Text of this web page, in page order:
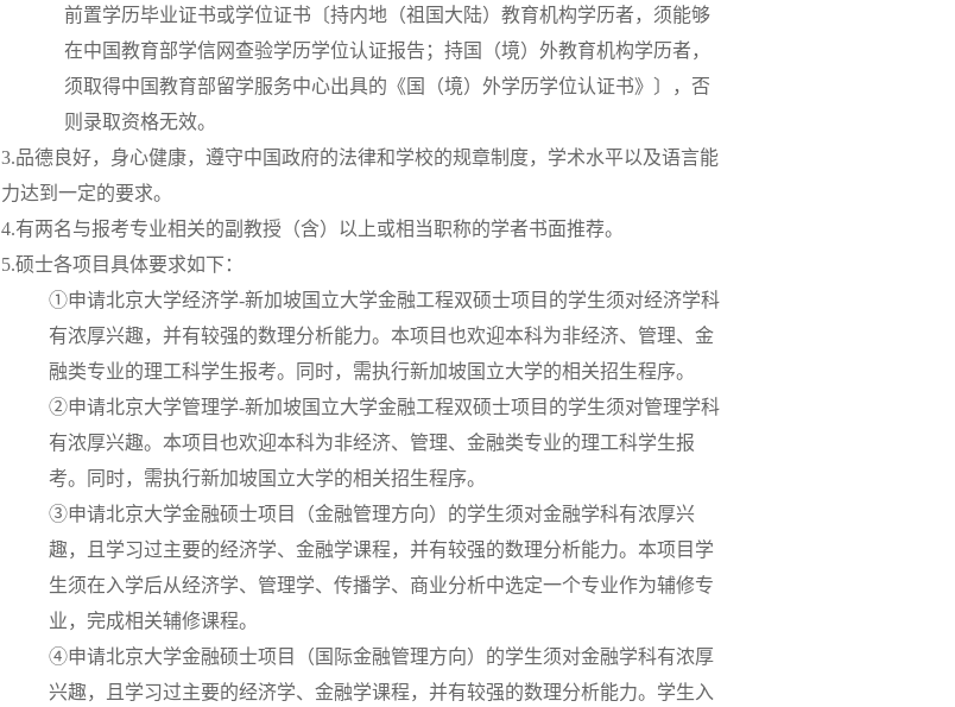
前置学历毕业证书或学位证书〔持内地（祖国大陆）教育机构学历者，须能够
在中国教育部学信网查验学历学位认证报告；持国（境）外教育机构学历者，
须取得中国教育部留学服务中心出具的《国（境）外学历学位认证书》〕，否
则录取资格无效。
3.品德良好，身心健康，遵守中国政府的法律和学校的规章制度，学术水平以及语言能
力达到一定的要求。
4.有两名与报考专业相关的副教授（含）以上或相当职称的学者书面推荐。
5.硕士各项目具体要求如下：
①申请北京大学经济学-新加坡国立大学金融工程双硕士项目的学生须对经济学科
有浓厚兴趣，并有较强的数理分析能力。本项目也欢迎本科为非经济、管理、金
融类专业的理工科学生报考。同时，需执行新加坡国立大学的相关招生程序。
②申请北京大学管理学-新加坡国立大学金融工程双硕士项目的学生须对管理学科
有浓厚兴趣。本项目也欢迎本科为非经济、管理、金融类专业的理工科学生报
考。同时，需执行新加坡国立大学的相关招生程序。
③申请北京大学金融硕士项目（金融管理方向）的学生须对金融学科有浓厚兴
趣，且学习过主要的经济学、金融学课程，并有较强的数理分析能力。本项目学
生须在入学后从经济学、管理学、传播学、商业分析中选定一个专业作为辅修专
业，完成相关辅修课程。
④申请北京大学金融硕士项目（国际金融管理方向）的学生须对金融学科有浓厚
兴趣，且学习过主要的经济学、金融学课程，并有较强的数理分析能力。学生入